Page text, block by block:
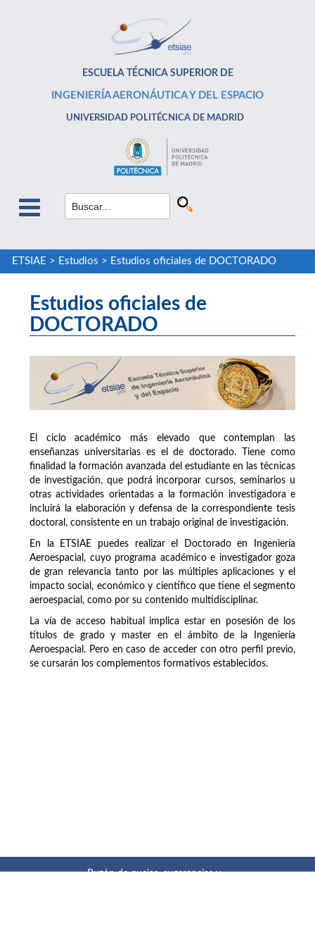
ESCUELA TÉCNICA SUPERIOR DE
INGENIERÍA AERONÁUTICA Y DEL ESPACIO
UNIVERSIDAD POLITÉCNICA DE MADRID
ETSIAE > Estudios > Estudios oficiales de DOCTORADO
Estudios oficiales de
DOCTORADO
El ciclo académico más elevado que contemplan las
enseñanzas universitarias es el de doctorado. Tiene como
finalidad la formación avanzada del estudiante en las técnicas
de investigación, que podrá incorporar cursos, seminarios u
otras actividades orientadas a la formación investigadora e
incluirá la elaboración y defensa de la correspondiente tesis
doctoral, consistente en un trabajo original de investigación.
En la ETSIAE puedes realizar el Doctorado en Ingeniería
Aeroespacial, cuyo programa académico e investigador goza
de gran relevancia tanto por las múltiples aplicaciones y el
impacto social, económico y científico que tiene el segmento
aeroespacial, como por su contenido multidisciplinar.
La vía de acceso habitual implica estar en posesión de los
títulos de grado y master en el ámbito de la Ingeniería
Aeroespacial. Pero en caso de acceder con otro perfil previo,
se cursarán los complementos formativos establecidos.
Buzón de quejas, sugerencias y